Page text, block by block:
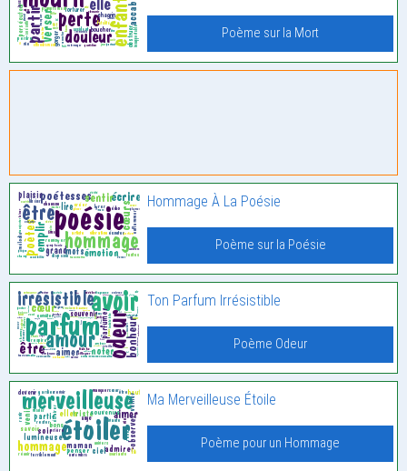
Poème sur la Mort
Hommage À La Poésie
Poème sur la Poésie
Ton Parfum Irrésistible
Poème Odeur
Ma Merveilleuse Étoile
Poème pour un Hommage